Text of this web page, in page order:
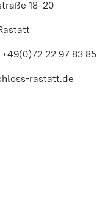
18‒20
22.97 83 85
rastatt.de